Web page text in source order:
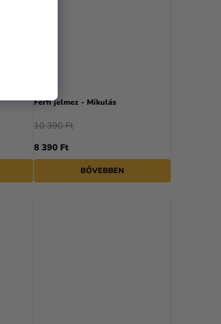
Férfi jelmez - Mikulás
8 390 Ft
10 390 Ft
BŐVEBBEN